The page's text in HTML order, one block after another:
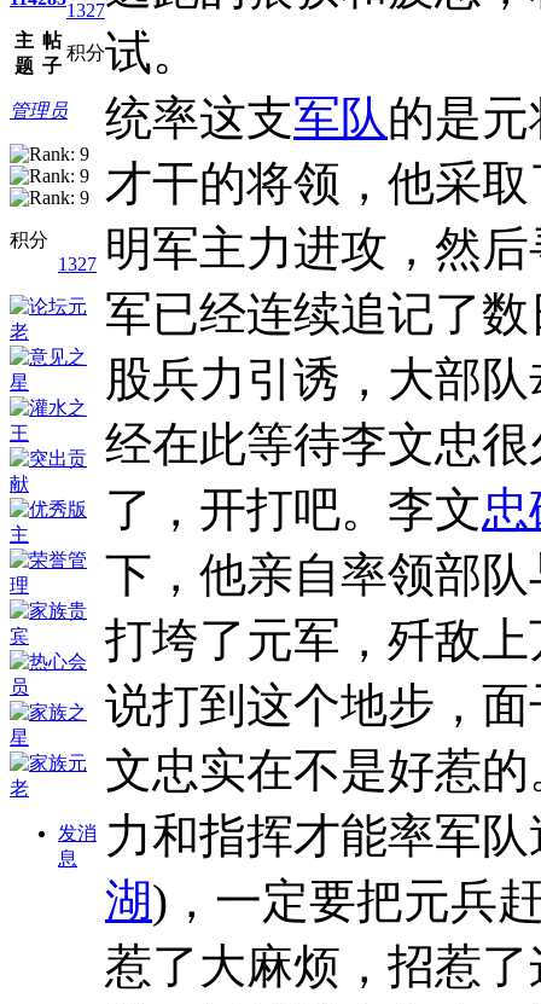
主
题
帖
子
1327
积分
管理员
积分
1327
发消
息
试。
统率这支军队的是
才干的将领，他采
明军主力进攻，然
军已经连续追记了
股兵力引诱，大部
经在此等待李文忠
了，开打吧。李文忠
下，他亲自率领部
打垮了元军，歼敌
说打到这个地步，
文忠实在不是好惹
力和指挥才能率军
湖)，一定要把元兵
惹了大麻烦，招惹